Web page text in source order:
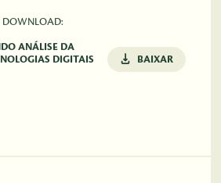
DOWNLOAD:
ANÁLISE DA
DIGITAIS
BAIXAR